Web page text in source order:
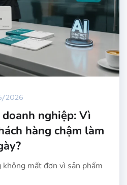
2026
nghiệp: Vì
hàng chậm làm
mất đơn vì sản phẩm